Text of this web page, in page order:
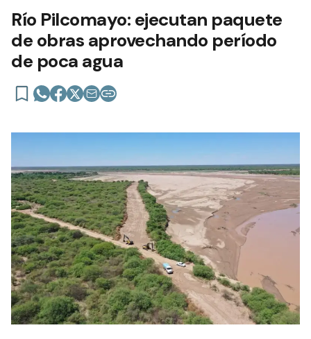
Río Pilcomayo: ejecutan paquete
de obras aprovechando período
de poca agua